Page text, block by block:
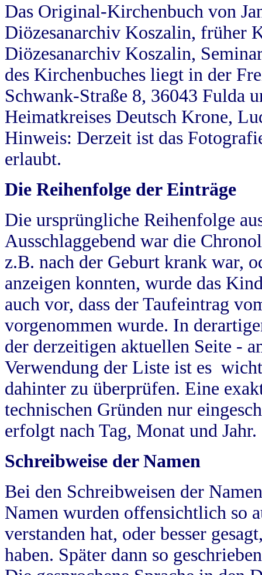
Das Original-Kirchenbuch von
Diözesanarchiv Koszalin, früher
Diözesanarchiv Koszalin,
des Kirchenbuches liegt in der
Schwank-Straße 8, 36043 Fulda
Heimatkreises Deutsch Krone,
Hinweis: Derzeit ist das
erlaubt.
Die Reihenfolge der Einträge
Die ursprüngliche Reihenfolge
Ausschlaggebend war die
z.B. nach der Geburt krank war,
anzeigen konnten, wurde das
auch vor, dass der Taufeintrag
vorgenommen wurde. In
der derzeitigen aktuellen Seite -
Verwendung der Liste ist es
dahinter zu überprüfen. Eine
technischen Gründen nur
erfolgt nach Tag, Monat und Jahr.
Schreibweise der Namen
Bei den Schreibweisen der
Namen wurden offensichtlich so
verstanden hat, oder besser
haben. Später dann so